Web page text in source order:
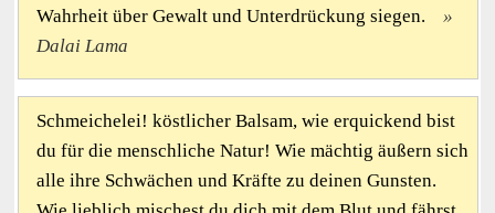
Wahrheit über Gewalt und Unterdrückung siegen.
Dalai Lama
Schmeichelei! köstlicher Balsam, wie erquickend bist
du für die menschliche Natur! Wie mächtig äußern sich
alle ihre Schwächen und Kräfte zu deinen Gunsten.